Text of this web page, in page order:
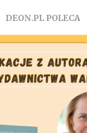
DEON.PL POLECA